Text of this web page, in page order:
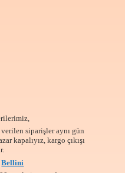
siparişler aynı gün
kapalıyız, kargo çıkışı
Bellini